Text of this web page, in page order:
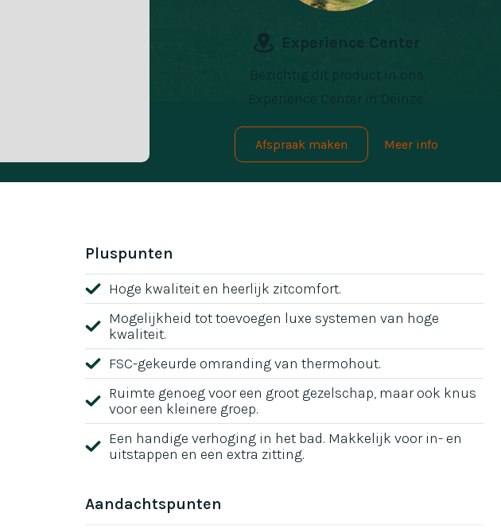
Experience Center
Bezichtig dit product in ons
Experience Center in Deinze.
Afspraak maken Meer info
Pluspunten
Hoge kwaliteit en heerlijk zitcomfort.
Mogelijkheid tot toevoegen luxe systemen van hoge
kwaliteit.
FSC-gekeurde omranding van thermohout.
Ruimte genoeg voor een groot gezelschap, maar ook knus
voor een kleinere groep.
Een handige verhoging in het bad. Makkelijk voor in- en
uitstappen en een extra zitting.
Aandachtspunten